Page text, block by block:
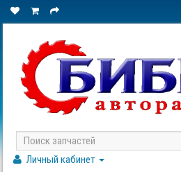
Личный кабинет